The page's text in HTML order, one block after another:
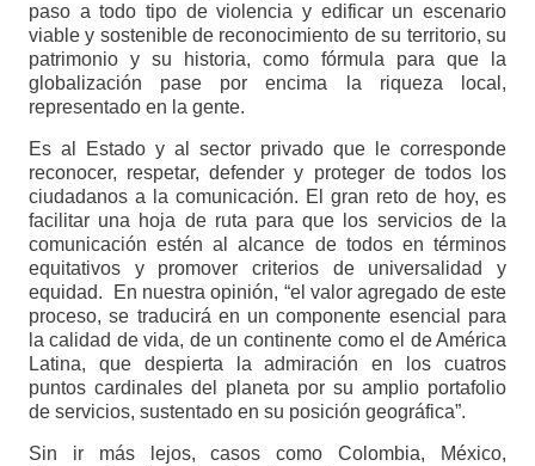
paso a todo tipo de violencia y edificar un escenario
viable y sostenible de reconocimiento de su territorio, su
patrimonio y su historia, como fórmula para que la
globalización pase por encima la riqueza local,
representado en la gente.
Es al Estado y al sector privado que le corresponde
reconocer, respetar, defender y proteger de todos los
ciudadanos a la comunicación. El gran reto de hoy, es
facilitar una hoja de ruta para que los servicios de la
comunicación estén al alcance de todos en términos
equitativos y promover criterios de universalidad y
equidad. En nuestra opinión, “el valor agregado de este
proceso, se traducirá en un componente esencial para
la calidad de vida, de un continente como el de América
Latina, que despierta la admiración en los cuatros
puntos cardinales del planeta por su amplio portafolio
de servicios, sustentado en su posición geográfica”.
Sin ir más lejos, casos como Colombia, México,